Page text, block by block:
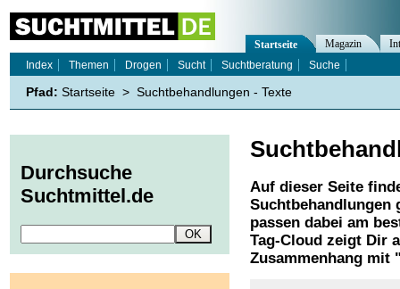
Auf dieser Seite
Suchtbehandlungen
passen dabei am
Tag-Cloud zeigt Dir
Zusammenhang mit
Startseite Magazin
Index
Themen Drogen Sucht Suchtberatung Suche
Pfad: Startseite > Suchtbehandlungen - Texte
Durchsuche
Suchtmittel.de